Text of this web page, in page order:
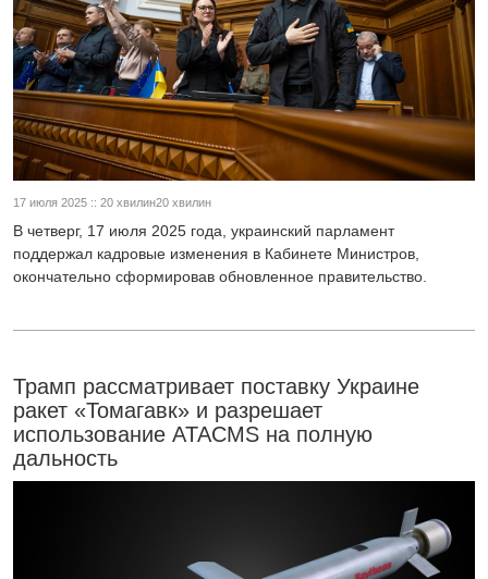
17 июля 2025 :: 20 хвилин20 хвилин
В четверг, 17 июля 2025 года, украинский парламент
поддержал кадровые изменения в Кабинете Министров,
окончательно сформировав обновленное правительство.
Трамп рассматривает поставку Украине
ракет «Томагавк» и разрешает
использование ATACMS на полную
дальность